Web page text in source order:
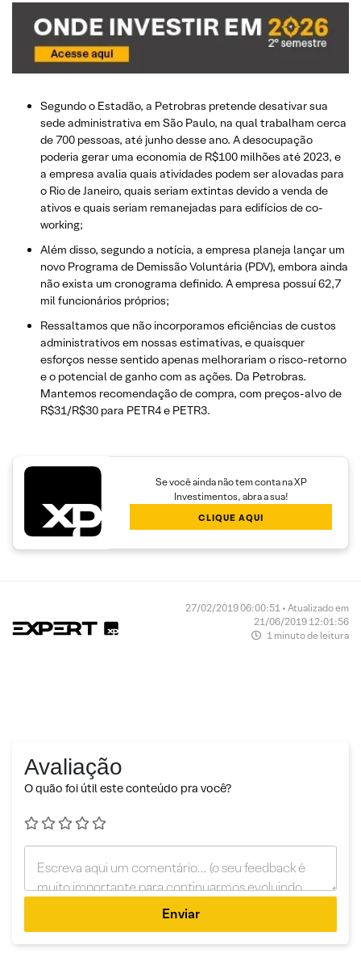
Segundo o Estadão, a Petrobras pretende desativar sua
sede administrativa em São Paulo, na qual trabalham cerca
de 700 pessoas, até junho desse ano. A desocupação
poderia gerar uma economia de R$100 milhões até 2023, e
a empresa avalia quais atividades podem ser alovadas para
o Rio de Janeiro, quais seriam extintas devido a venda de
ativos e quais seriam remanejadas para edifícios de co-
working;
Além disso, segundo a notícia, a empresa planeja lançar um
novo Programa de Demissão Voluntária (PDV), embora ainda
não exista um cronograma definido. A empresa possuí 62,7
mil funcionários próprios;
Ressaltamos que não incorporamos eficiências de custos
administrativos em nossas estimativas, e quaisquer
esforços nesse sentido apenas melhorariam o risco-retorno
e o potencial de ganho com as ações. Da Petrobras.
Mantemos recomendação de compra, com preços-alvo de
R$31/R$30 para PETR4 e PETR3.
Se você ainda não tem conta na XP
Investimentos, abra a sua!
CLIQUE AQUI
27/02/2019 06:00:51 • Atualizado em
21/06/2019 12:01:56
1 minuto de leitura
Avaliação
O quão foi útil este conteúdo pra você?
Enviar